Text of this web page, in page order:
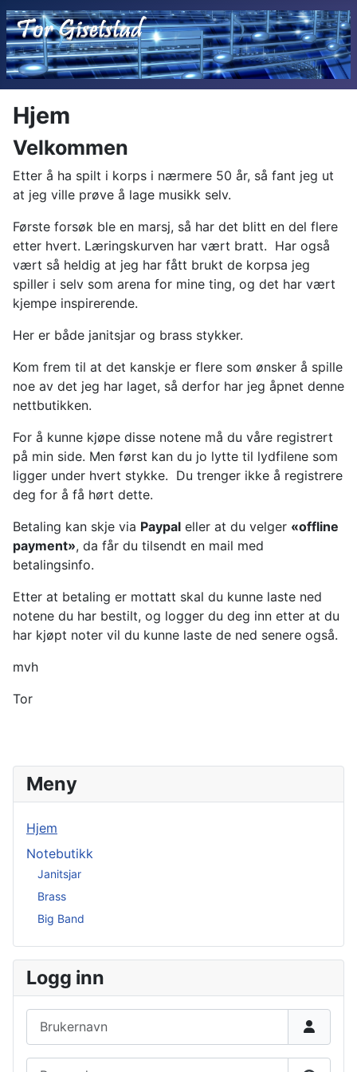
Meny
Hjem
Notebutikk
Janitsjar
Brass
Big Band
Logg inn
Hjem
Velkommen
Etter å ha spilt i korps i nærmere 50 år, så fant jeg ut
at jeg ville prøve å lage musikk selv.
Første forsøk ble en marsj, så har det blitt en del flere
etter hvert. Læringskurven har vært bratt. Har også
vært så heldig at jeg har fått brukt de korpsa jeg
spiller i selv som arena for mine ting, og det har vært
kjempe inspirerende.
Her er både janitsjar og brass stykker.
Kom frem til at det kanskje er flere som ønsker å spille
noe av det jeg har laget, så derfor har jeg åpnet denne
nettbutikken.
For å kunne kjøpe disse notene må du våre registrert
på min side. Men først kan du jo lytte til lydfilene som
ligger under hvert stykke. Du trenger ikke å registrere
deg for å få hørt dette.
Betaling kan skje via Paypal eller at du velger «offline
payment», da får du tilsendt en mail med
betalingsinfo.
Etter at betaling er mottatt skal du kunne laste ned
notene du har bestilt, og logger du deg inn etter at du
har kjøpt noter vil du kunne laste de ned senere også.
mvh
Tor